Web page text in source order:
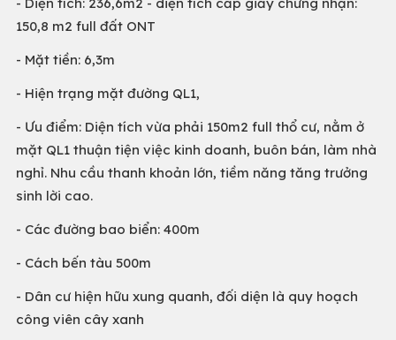
150,8 m2 full đất ONT
- Mặt tiền: 6,3m
- Hiện trạng mặt đường QL1,
- Ưu điểm: Diện tích vừa phải 150m2 full thổ cư, nằm ở
mặt QL1 thuận tiện việc kinh doanh, buôn bán, làm nhà
nghỉ. Nhu cầu thanh khoản lớn, tiềm năng tăng trưởng
sinh lời cao.
- Các đường bao biển: 400m
- Cách bến tàu 500m
- Dân cư hiện hữu xung quanh, đối diện là quy hoạch
công viên cây xanh